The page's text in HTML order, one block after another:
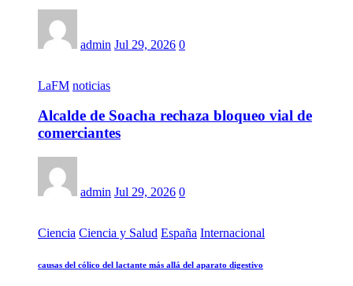
admin Jul 29, 2026 0
LaFM noticias
Alcalde de Soacha rechaza bloqueo vial de
comerciantes
admin Jul 29, 2026 0
Ciencia Ciencia y Salud España Internacional
causas del cólico del lactante más allá del aparato digestivo